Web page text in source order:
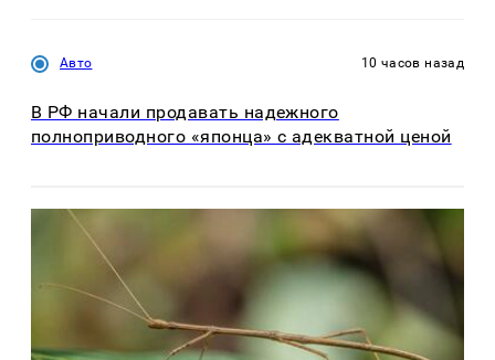
Авто 10 часов назад
В РФ начали продавать надежного
полноприводного «японца» с адекватной ценой